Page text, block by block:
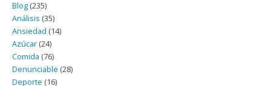
Blog (235)
Análisis (35)
Ansiedad (14)
Azúcar (24)
Comida (76)
Denunciable (28)
Deporte (16)